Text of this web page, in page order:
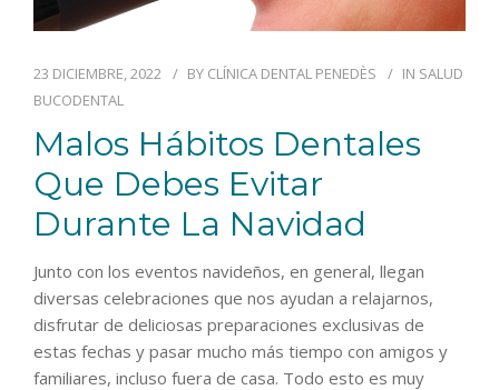
23 DICIEMBRE, 2022 BY CLÍNICA DENTAL PENEDÈS IN SALUD
BUCODENTAL
Malos Hábitos Dentales
Que Debes Evitar
Durante La Navidad
Junto con los eventos navideños, en general, llegan
diversas celebraciones que nos ayudan a relajarnos,
disfrutar de deliciosas preparaciones exclusivas de
estas fechas y pasar mucho más tiempo con amigos y
familiares, incluso fuera de casa. Todo esto es muy